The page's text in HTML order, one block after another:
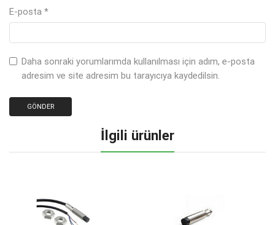
E-posta *
Daha sonraki yorumlarımda kullanılması için adım, e-posta
adresim ve site adresim bu tarayıcıya kaydedilsin.
İlgili ürünler